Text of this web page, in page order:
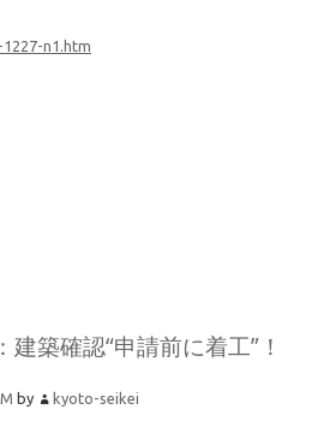
1227-n1.htm
築確認“申請前に着工”！
by kyoto-seikei